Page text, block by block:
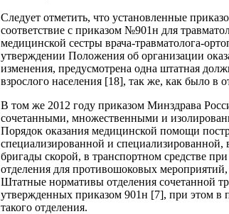
Следует отметить, что установленные
соответствие с приказом №901н для
медицинской сестры врача-травматолога-
утверждении Положения об организации
изменения, предусмотрена одна штатная
взрослого населения [18], так же, как было в
В том же 2012 году приказом Минздрава
сочетанными, множественными и
Порядок оказания медицинской помощи
специализированной и
бригады скорой, в транспортном средстве
отделения для противошоковых
Штатные нормативы отделения сочетанной
утвержденных приказом 901н [7], при этом в
такого отделения.